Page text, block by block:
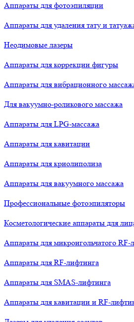
Аппараты для фотоэпиляции
Аппараты для удаления тату и
Неодимовые лазеры
Аппараты для коррекции фигуры
Аппараты для вибрационного
Для вакуумно-роликового массажа
Аппараты для LPG-массажа
Аппараты для кавитации
Аппараты для криолиполиза
Аппараты для вакуумного массажа
Профессиональные фотоэпиляторы
Косметологические аппараты для
Аппараты для микроигольчатого RF-
Аппараты для RF-лифтинга
Аппараты для SMAS-лифтинга
Аппараты для кавитации и RF-